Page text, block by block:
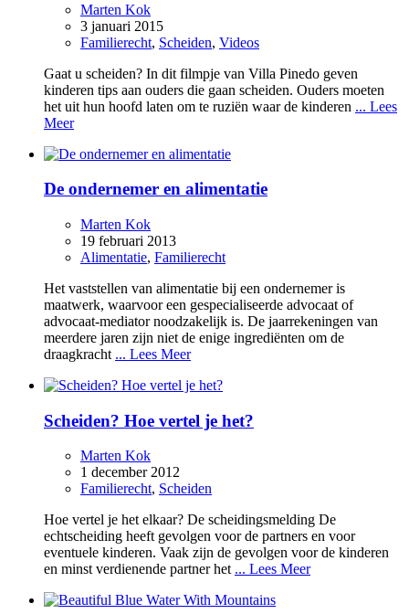
Marten Kok
3 januari 2015
Familierecht, Scheiden, Videos
Gaat u scheiden? In dit filmpje van Villa Pinedo geven
kinderen tips aan ouders die gaan scheiden. Ouders moeten
het uit hun hoofd laten om te ruziën waar de kinderen ... Lees
Meer
De ondernemer en alimentatie
Marten Kok
19 februari 2013
Alimentatie, Familierecht
Het vaststellen van alimentatie bij een ondernemer is
maatwerk, waarvoor een gespecialiseerde advocaat of
advocaat-mediator noodzakelijk is. De jaarrekeningen van
meerdere jaren zijn niet de enige ingrediënten om de
draagkracht ... Lees Meer
Scheiden? Hoe vertel je het?
Marten Kok
1 december 2012
Familierecht, Scheiden
Hoe vertel je het elkaar? De scheidingsmelding De
echtscheiding heeft gevolgen voor de partners en voor
eventuele kinderen. Vaak zijn de gevolgen voor de kinderen
en minst verdienende partner het ... Lees Meer